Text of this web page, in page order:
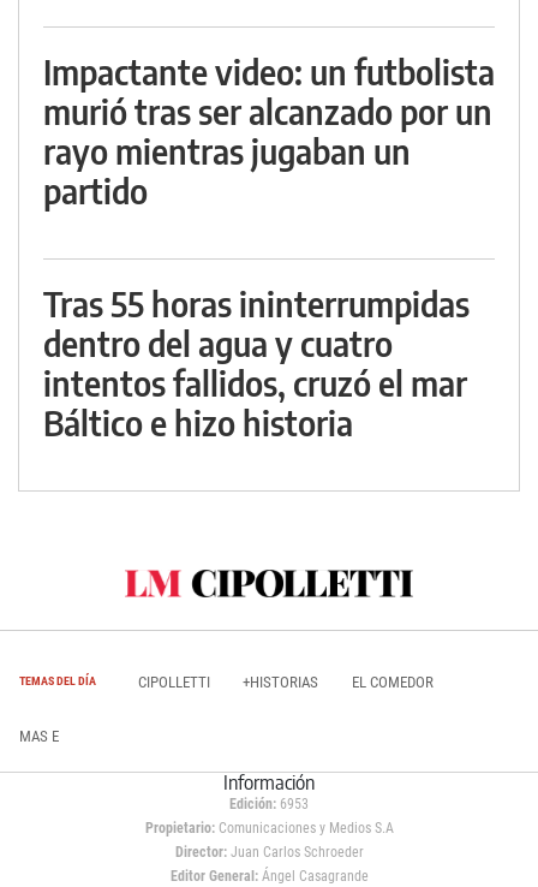
Impactante video: un futbolista
murió tras ser alcanzado por un
rayo mientras jugaban un
partido
Tras 55 horas ininterrumpidas
dentro del agua y cuatro
intentos fallidos, cruzó el mar
Báltico e hizo historia
TEMAS DEL DÍA CIPOLLETTI +HISTORIAS EL COMEDOR
MAS E
Información
Edición: 6953
Propietario:Comunicaciones y Medios S.A
Director: Juan Carlos Schroeder
Editor General:Ángel Casagrande